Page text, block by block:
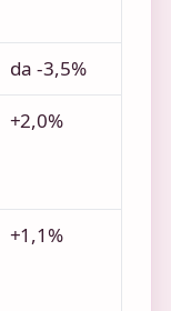
da -3,5%
+2,0%
+1,1%